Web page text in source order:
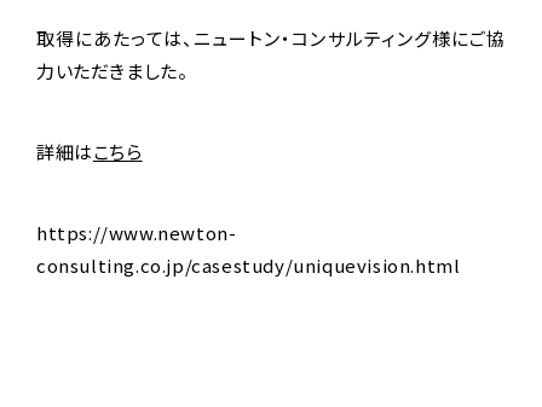
取得にあたっては、ニュートン・コンサルティング様にご協
力いただきました。
詳細はこちら
https://www.newton-
consulting.co.jp/casestudy/uniquevision.html